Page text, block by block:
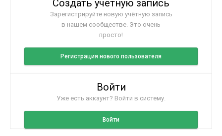
Создать учетную запись
Зарегистрируйте новую учётную запись
в нашем сообществе. Это очень
просто!
Регистрация нового пользователя
Войти
Уже есть аккаунт? Войти в систему.
Войти